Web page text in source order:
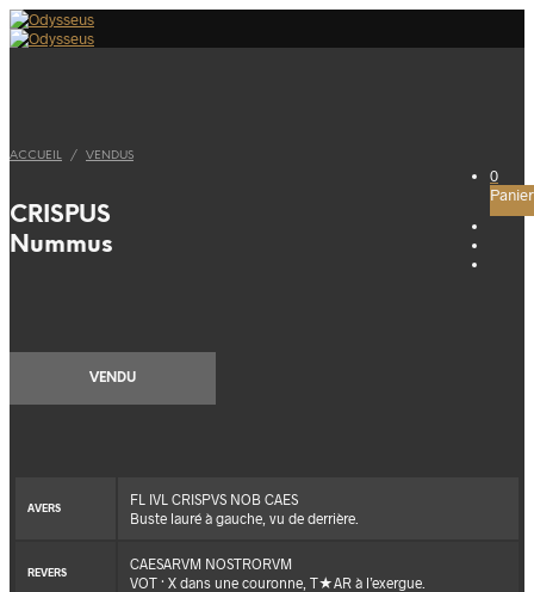
0
Panier
ACCUEIL / VENDUS
CRISPUS
Nummus
VENDU
AVERS
FL IVL CRISPVS NOB CAES
Buste lauré à gauche, vu de derrière.
REVERS
CAESARVM NOSTRORVM
VOT · X dans une couronne, T★AR à l’exergue.